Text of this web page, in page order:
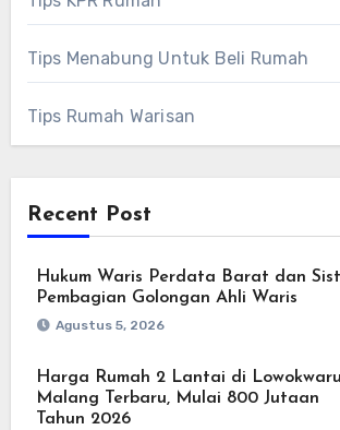
Tips Menabung Untuk Beli Rumah
Tips Rumah Warisan
Recent Post
Hukum Waris Perdata Barat dan
Pembagian Golongan Ahli Waris
Agustus 5, 2026
Harga Rumah 2 Lantai di Lowokwaru
Malang Terbaru, Mulai 800 Jutaan
Tahun 2026